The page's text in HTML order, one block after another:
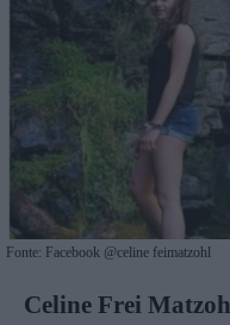
Fonte: Facebook @celine feimatzohl
Celine Frei